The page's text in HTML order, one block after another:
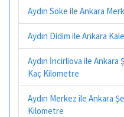
Aydın Söke ile Ankara
Aydın Didim ile Ankara
Aydın İncirliova ile Ankara
Kaç Kilometre
Aydın Merkez ile Ankara
Kilometre